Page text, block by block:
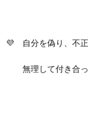
💜 自分を偽り、不
無理して付き合っ